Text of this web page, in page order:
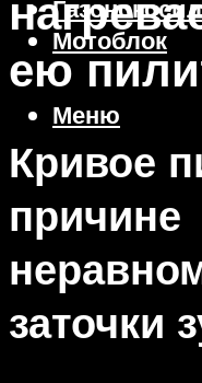
Мотоблок
Меню
ею
Кривое
причине
заточки